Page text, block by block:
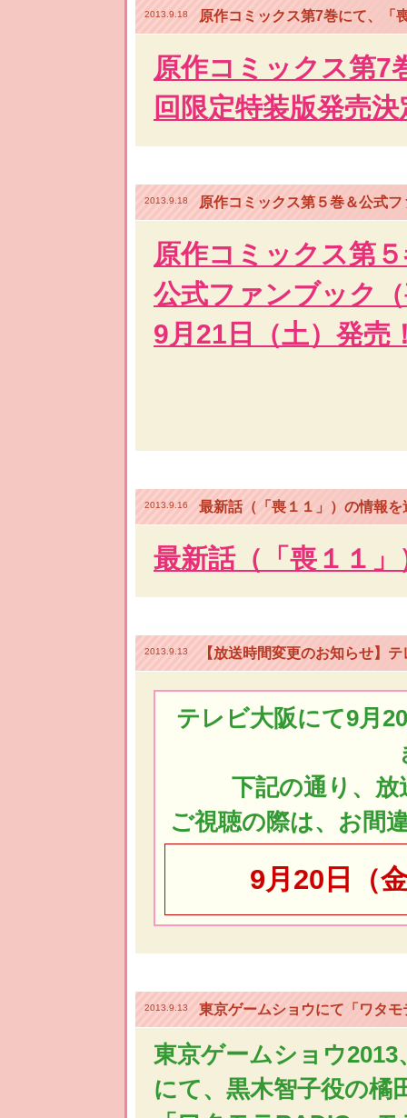
2013.9.18 原作コミックス第7巻にて、「
原作コミックス第7
回限定特装版発売決
2013.9.18 原作コミックス第５巻＆公式
原作コミックス第
公式ファンブック
9月21日（土）発売
2013.9.16 最新話（「喪１１」）の情報
最新話（「喪１１
2013.9.13 【放送時間変更のお知らせ】
テレビ大阪にて9月
下記の通り、
ご視聴の際は、お間
9月20日（
2013.9.13 東京ゲームショウにて「ワタ
東京ゲームショウ
にて、黒木智子役の橘